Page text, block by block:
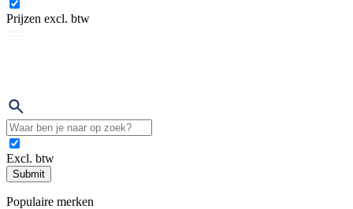
Prijzen excl. btw
Excl. btw
Submit
Populaire merken